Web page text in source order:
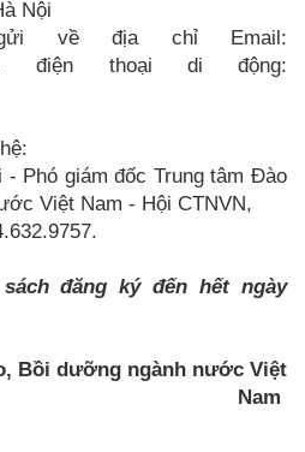
Nội
về địa chỉ Email:
điện thoại di động:
Phó giám đốc Trung tâm Đào
Việt Nam - Hội CTNVN,
đăng ký đến hết ngày
Bồi dưỡng ngành nước Việt
Nam